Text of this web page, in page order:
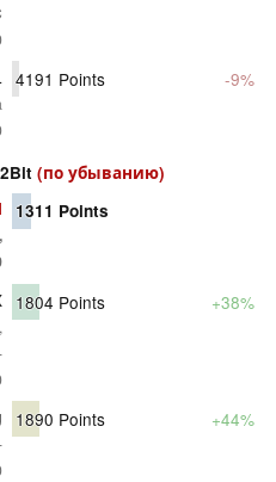
4191 Points -9%
(по убыванию)
1311 Points
1804 Points +38%
1890 Points +44%